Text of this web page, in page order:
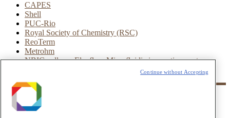
CAPES
Shell
PUC-Rio
Royal Society of Chemistry (RSC)
ReoTerm
Metrohm
NBIC valley – Elveflow Microfluidic innovation center
Partners
LNNano
Continue without Accepting